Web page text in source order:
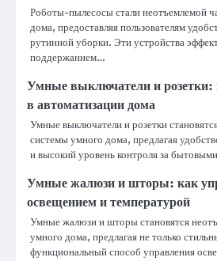
Роботы-пылесосы стали неотъемлемой
дома, предоставляя пользователям
рутинной уборки. Эти устройства
поддержанием…
Умные выключатели и розетки:
в автоматизации дома
Умные выключатели и розетки
системы умного дома, предлагая
и высокий уровень контроля за
Умные жалюзи и шторы: как
освещением и температурой
Умные жалюзи и шторы становятся
умного дома, предлагая не только
функциональный способ управления